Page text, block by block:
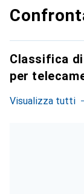
Classifica
per
Visualizza tutti